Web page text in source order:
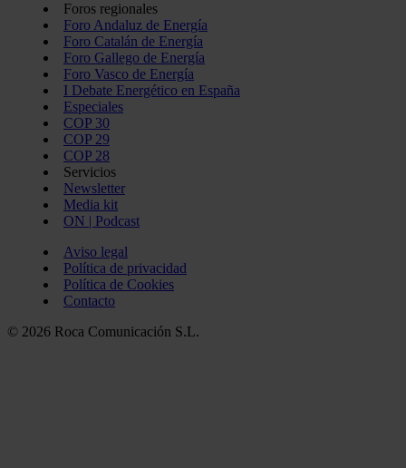
Foros regionales
Foro Andaluz de Energía
Foro Catalán de Energía
Foro Gallego de Energía
Foro Vasco de Energía
I Debate Energético en España
Especiales
COP 30
COP 29
COP 28
Servicios
Newsletter
Media kit
ON | Podcast
Aviso legal
Política de privacidad
Política de Cookies
Contacto
© 2026 Roca Comunicación S.L.